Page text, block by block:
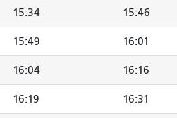
15:34 15:46
15:49 16:01
16:04 16:16
16:19 16:31